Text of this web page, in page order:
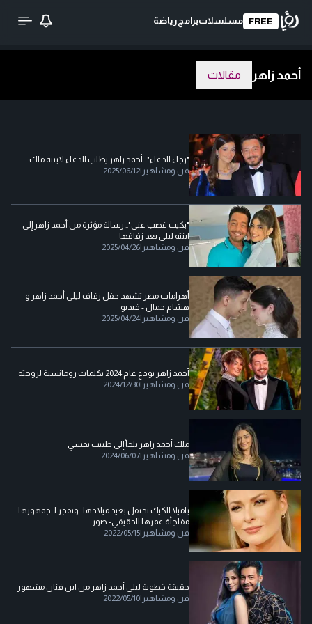
FREE مسلسلاتبرامج رياضة
أحمد زاهر مقالات
"رجاء الدعاء".. أحمد زاهر يطلب الدعاء لابنته ملك
فن ومشاهير |
2025/06/12
"بكيت غصب عني".. رسالة مؤثرة من أحمد زاهر إلى
ابنته ليلى بعد زفافها
فن ومشاهير |
2025/04/26
أهرامات مصر تشهد حفل زفاف ليلى أحمد زاهر و
هشام جمال - فيديو
فن ومشاهير |
2025/04/24
أحمد زاهر يودع عام 2024 بكلمات رومانسية لزوجته
فن ومشاهير |
2024/12/30
ملك أحمد زاهر تلجأ إلى طبيب نفسي
فن ومشاهير |
2024/06/07
باميلا الكيك تحتفل بعيد ميلادها.. وتفجر لـ جمهورها
مفاجأة عمرها الحقيقي- صور
فن ومشاهير |
2022/05/15
حقيقة خطوبة ليلى أحمد زاهر من ابن فنان مشهور
فن ومشاهير |
2022/05/10